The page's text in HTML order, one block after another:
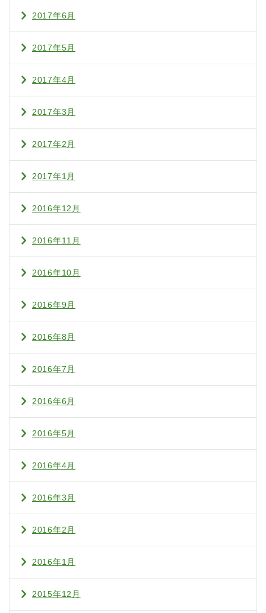
2017年6月
2017年5月
2017年4月
2017年3月
2017年2月
2017年1月
2016年12月
2016年11月
2016年10月
2016年9月
2016年8月
2016年7月
2016年6月
2016年5月
2016年4月
2016年3月
2016年2月
2016年1月
2015年12月